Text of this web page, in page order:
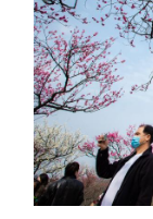
文化
访谈
法律
食品